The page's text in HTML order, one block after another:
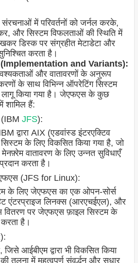
में परिवर्तनों को जर्नल करके,
और सिस्टम विफलताओं की स्थिति में
डिस्क पर संग्रहीत मेटाडेटा और
करता है।
(Implementation and Variants):
और वातावरणों के अनुरूप
के साथ विभिन्न ऑपरेटिंग सिस्टम
लागू किया गया है। जेएफएस के कुछ
शामिल हैं:
JFS):
द्वारा AIX (एडवांस्ड इंटरएक्टिव
के लिए विकसित किया गया है, जो
वातावरण के लिए उन्नत सुविधाएँ
करता है।
(JFS for Linux):
के लिए जेएफएस का एक ओपन-सोर्स
एंटरप्राइज लिनक्स (आरएचईएल), और
पर जेएफएस फ़ाइल सिस्टम के
है।
आईबीएम द्वारा भी विकसित किया
तुलना में महत्वपूर्ण संवर्द्धन और सुधार